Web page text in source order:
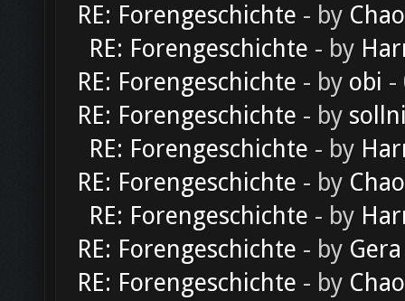
RE: Forengeschichte - by
RE: Forengeschichte - by
RE: Forengeschichte - by obi -
RE: Forengeschichte - by
RE: Forengeschichte - by
RE: Forengeschichte - by
RE: Forengeschichte - by
RE: Forengeschichte - by Gera
RE: Forengeschichte - by